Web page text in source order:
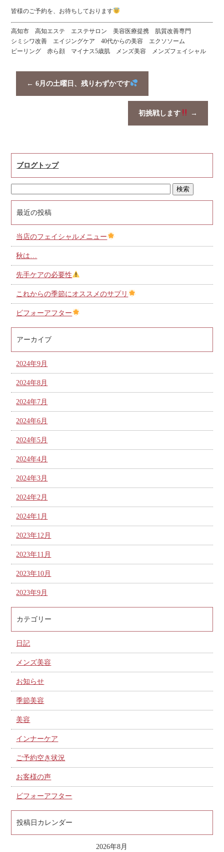
皆様のご予約を、お待ちしております
高知市 高知エステ エステサロン 美容医療提携 肌質改善専門
シミシワ改善 エイジングケア 40代からの美容 エクソソーム
ピーリング 赤ら顔 マイナス5歳肌 メンズ美容 メンズフェイシャル
← 6月の土曜日、残りわずかです
初挑戦します →
ブログトップ
最近の投稿
当店のフェイシャルメニュー
秋は…
先手ケアの必要性
これからの季節にオススメのサプリ
ビフォーアフター
アーカイブ
2024年9月
2024年8月
2024年7月
2024年6月
2024年5月
2024年4月
2024年3月
2024年2月
2024年1月
2023年12月
2023年11月
2023年10月
2023年9月
カテゴリー
日記
メンズ美容
お知らせ
季節美容
美容
インナーケア
ご予約空き状況
お客様の声
ビフォーアフター
投稿日カレンダー
2026年8月